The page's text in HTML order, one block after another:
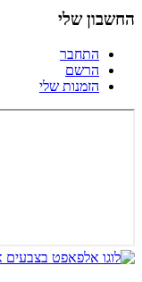
החשבון שלי
התחבר
הרשם
הזמנות שלי